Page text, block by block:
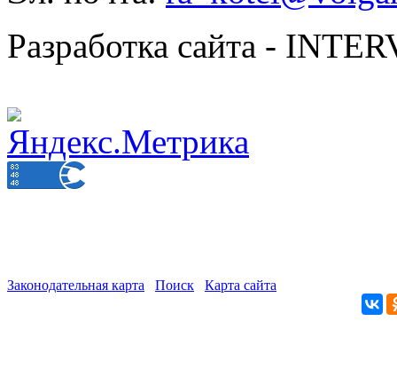
Разработка сайта -
Законодательная карта Поиск Карта сайта